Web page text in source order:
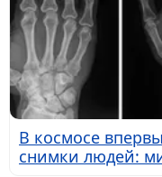
В космосе
снимки людей: